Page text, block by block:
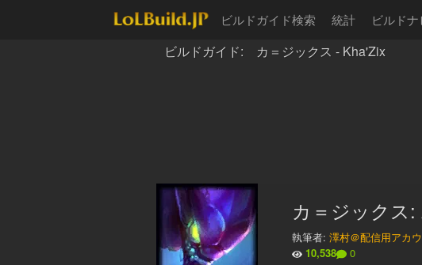
ビルドガイド検索 統計 ビルドナ
ビルドガイド: カ＝ジックス - Kha'Zix
カ＝ジックス:
執筆者: 澤村＠配信用アカ
10,538
0